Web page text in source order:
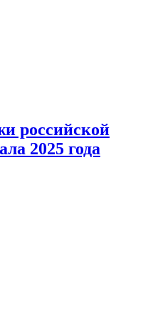
российской
2025 года